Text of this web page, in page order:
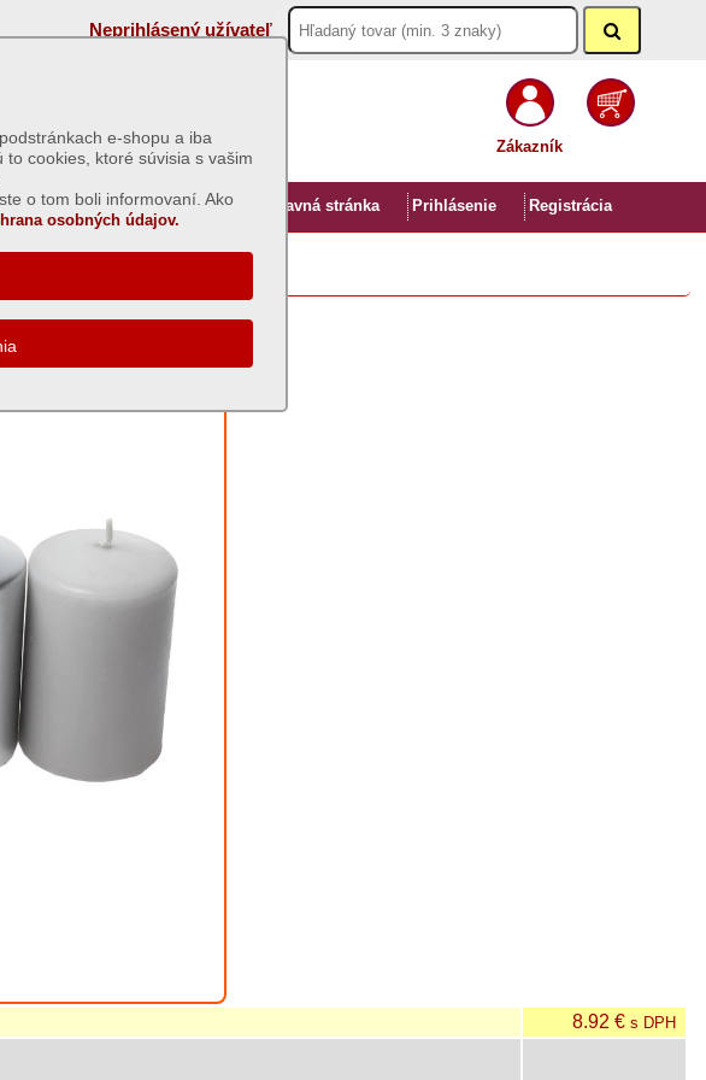
Neprihlásený užívateľ
Zákazník
Úvod Hlavná stránka Prihlásenie Registrácia
e-shopu a iba
cookies, ktoré súvisia s vašim
o tom boli informovaní. Ako
osobných údajov.
8.92 €s DPH